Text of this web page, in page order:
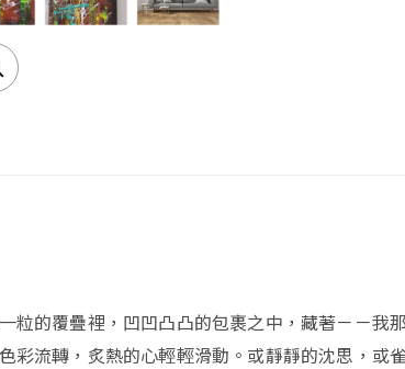
粒的覆疊裡，凹凹凸凸的包裹之中，藏著－－我
彩流轉，炙熱的心輕輕滑動。或靜靜的沈思，或